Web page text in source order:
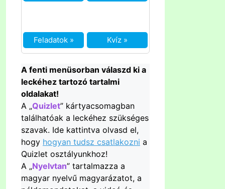
Feladatok » Kvíz »
A fenti menüsorban válaszd ki a
leckéhez tartozó tartalmi
oldalakat!
A „Quizlet” kártyacsomagban
találhatóak a leckéhez szükséges
szavak. Ide kattintva olvasd el,
hogy hogyan tudsz csatlakozni a
Quizlet osztályunkhoz!
A „Nyelvtan” tartalmazza a
magyar nyelvű magyarázatot, a